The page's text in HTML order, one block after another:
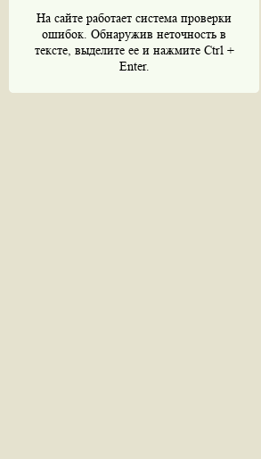
На сайте работает система проверки
ошибок. Обнаружив неточность в
тексте, выделите ее и нажмите Ctrl +
Enter.